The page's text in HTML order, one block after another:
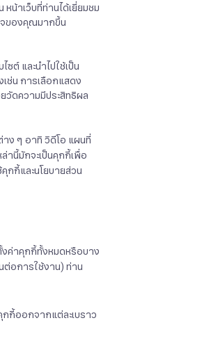
หน้าเว็บที่ท่านได้เยี่ยมชม
จของคุณมากขึ้น
ต์ และนำไปใช้เป็น
ช่น การเลือกแสดง
วัดความมีประสิทธิผล
ง ๆ อาทิ วิดีโอ แผนที่
านี้มักจะเป็นคุกกี้เพื่อ
กกี้และนโยบายส่วน
ค่าคุกกี้ทั้งหมดหรือบาง
ต่อการใช้งาน) ท่าน
กี้ออกจากแต่ละเบราว